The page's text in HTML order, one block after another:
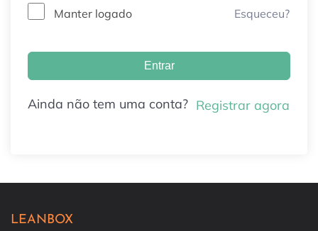
Manter logado Esqueceu?
Entrar
Ainda não tem uma conta? Registrar agora
LEANBOX